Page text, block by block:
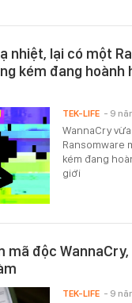
nhiệt, lại có một
kém đang hoành
WannaCry
Ransomware
kém đang
giới
TEK-LIFE - 9
mã độc
TEK-LIFE - 9